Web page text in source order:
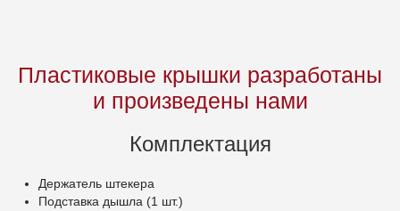
Пластиковые крышки разработаны
и произведены нами
Комплектация
Держатель штекера
Подставка дышла (1 шт.)